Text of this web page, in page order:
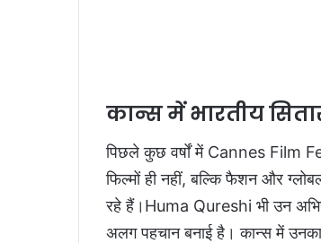
कान्स में भारतीय
पिछले कुछ वर्षों में Cannes Film
फिल्मों ही नहीं, बल्कि फैशन और
रहे हैं।Huma Qureshi भी उन
अलग पहचान बनाई है। कान्स में